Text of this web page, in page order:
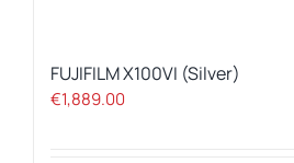
FUJIFILM X100VI (Silver)
€1,889.00